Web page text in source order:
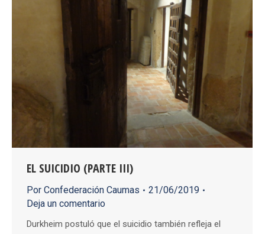
EL SUICIDIO (PARTE III)
Por Confederación Caumas
21/06/2019
Deja un comentario
Durkheim postuló que el suicidio también refleja el